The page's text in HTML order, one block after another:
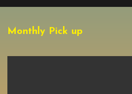
Monthly Pick up